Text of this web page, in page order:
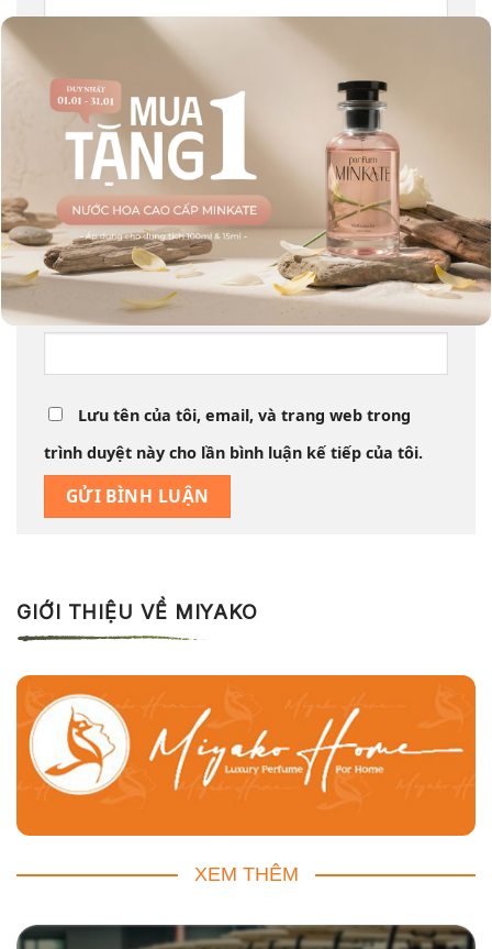
Tên*
Email*
Trang web
Lưu tên của tôi, email, và trang web trong
trình duyệt này cho lần bình luận kế tiếp của tôi.
GIỚI THIỆU VỀ MIYAKO
XEM THÊM